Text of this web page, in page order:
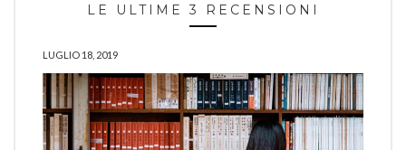
LE ULTIME 3 RECENSIONI
LUGLIO 18, 2019